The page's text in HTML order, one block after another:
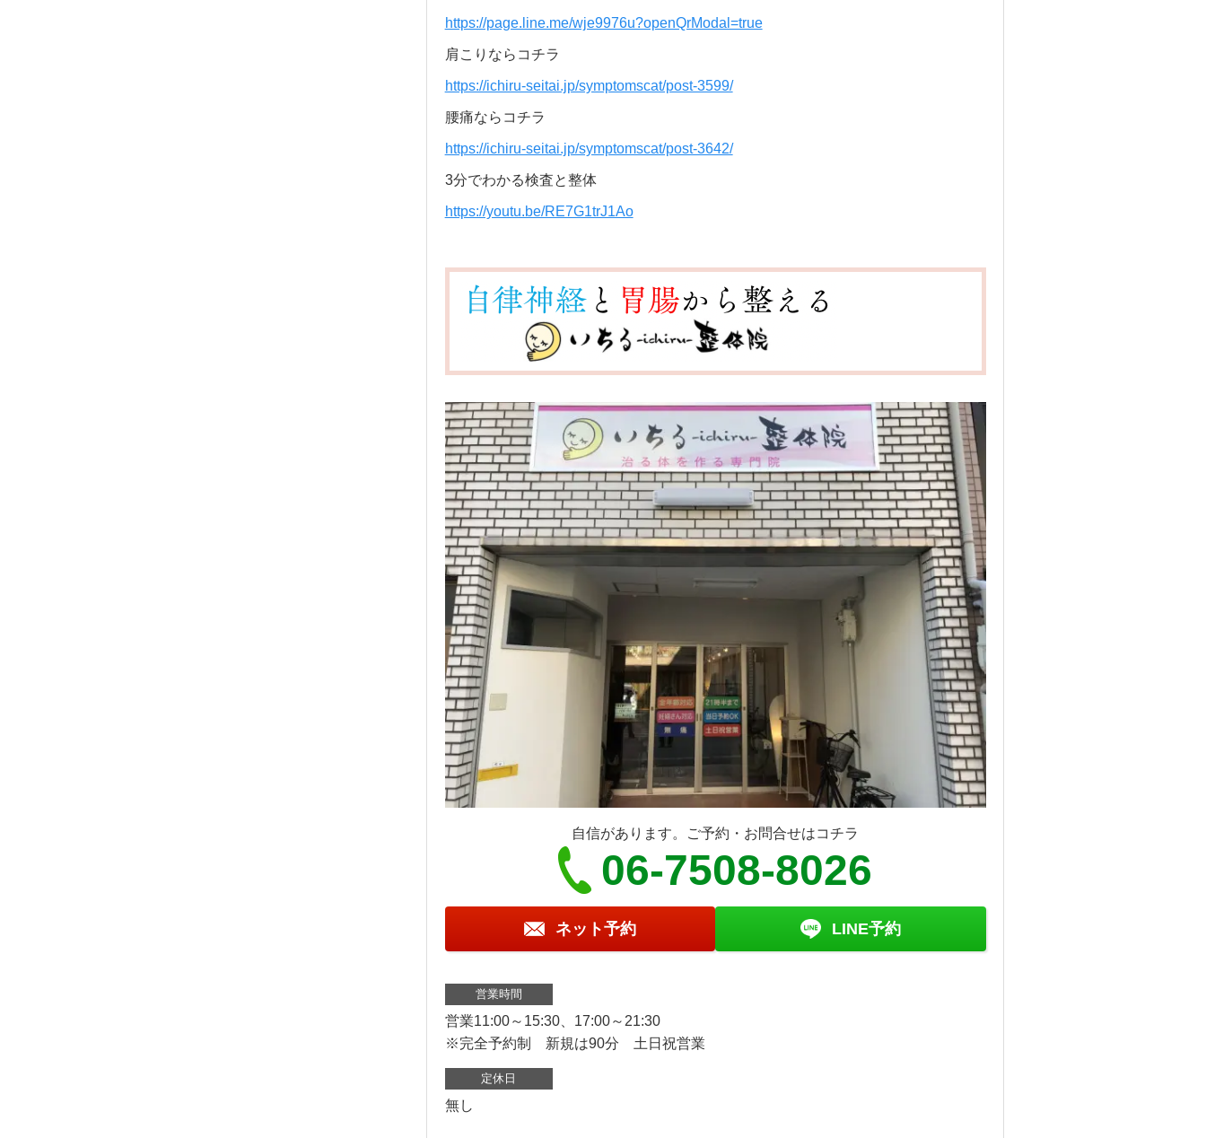
https://page.line.me/wje9976u?openQrModal=true
肩こりならコチラ
https://ichiru-seitai.jp/symptomscat/post-3599/
腰痛ならコチラ
https://ichiru-seitai.jp/symptomscat/post-3642/
3分でわかる検査と整体
https://youtu.be/RE7G1trJ1Ao
自信があります。ご予約・お問合せはコチラ
06-7508-8026
ネット予約 LINE予約
営業時間
営業11:00～15:30、17:00～21:30
※完全予約制 新規は90分 土日祝営業
定休日
無し